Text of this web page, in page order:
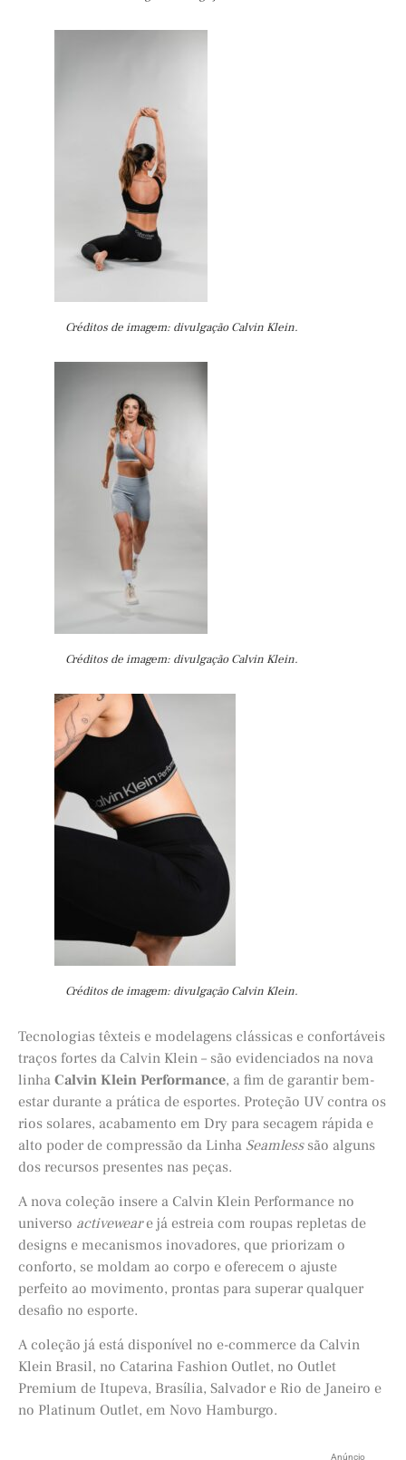
Créditos de imagem: divulgação Calvin Klein.
Créditos de imagem: divulgação Calvin Klein.
Créditos de imagem: divulgação Calvin Klein.
Tecnologias têxteis e modelagens clássicas e confortáveis
traços fortes da Calvin Klein – são evidenciados na nova
linha Calvin Klein Performance, a fim de garantir bem-
estar durante a prática de esportes. Proteção UV contra os
rios solares, acabamento em Dry para secagem rápida e
alto poder de compressão da Linha Seamlesssão alguns
dos recursos presentes nas peças.
A nova coleção insere a Calvin Klein Performance no
universo activeweare já estreia com roupas repletas de
designs e mecanismos inovadores, que priorizam o
conforto, se moldam ao corpo e oferecem o ajuste
perfeito ao movimento, prontas para superar qualquer
desafio no esporte.
A coleção já está disponível no e-commerce da Calvin
Klein Brasil, no Catarina Fashion Outlet, no Outlet
Premium de Itupeva, Brasília, Salvador e Rio de Janeiro e
no Platinum Outlet, em Novo Hamburgo.
Anúncio